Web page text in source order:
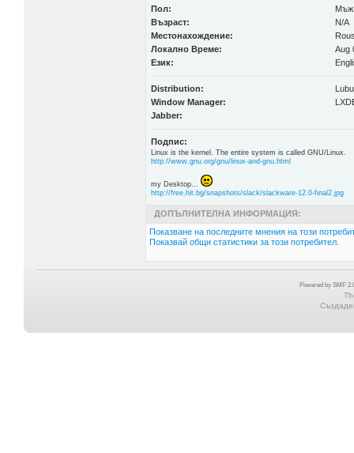
Пол:
Мъж
Възраст:
N/A
Местонахождение:
Локално Време:
Aug
Език:
Distribution:
Window Manager:
Jabber:
Подпис:
Linux is the kernel. The entire system is called GNU/Linux.
http://www.gnu.org/gnu/linux-and-gnu.html
my Desktop...
http://free.hit.bg/snapshots/slack/slackware-12.0-final2.jpg
ДОПЪЛНИТЕЛНА ИНФОРМАЦИЯ:
Показване на последните мнения на този
Показвай общи статистики за този потребител.
Powered by SMF